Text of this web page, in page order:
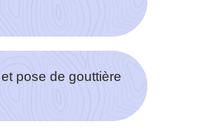
pose de gouttière